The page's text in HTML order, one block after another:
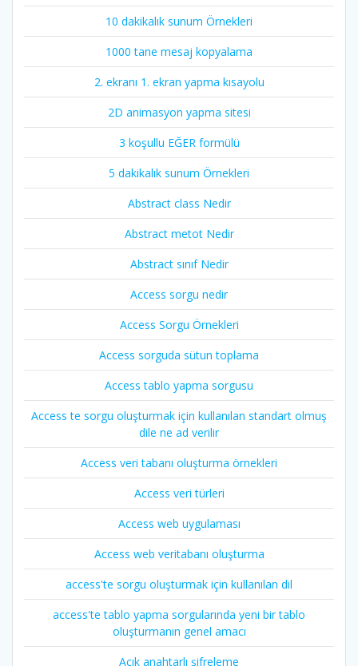
10 dakikalık sunum Örnekleri
1000 tane mesaj kopyalama
2. ekranı 1. ekran yapma kısayolu
2D animasyon yapma sitesi
3 koşullu EĞER formülü
5 dakikalık sunum Örnekleri
Abstract class Nedir
Abstract metot Nedir
Abstract sınıf Nedir
Access sorgu nedir
Access Sorgu Örnekleri
Access sorguda sütun toplama
Access tablo yapma sorgusu
Access te sorgu oluşturmak için kullanılan standart olmuş
dile ne ad verilir
Access veri tabanı oluşturma örnekleri
Access veri türleri
Access web uygulaması
Access web veritabanı oluşturma
access'te sorgu oluşturmak için kullanılan dil
access'te tablo yapma sorgularında yeni bir tablo
oluşturmanın genel amacı
Açık anahtarlı şifreleme